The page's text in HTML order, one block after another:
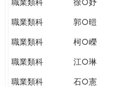
職業類科
郭○暟
職業類科
柯○嶸
職業類科
江○琳
職業類科
石○憲